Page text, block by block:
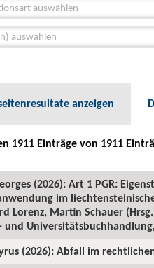
auswählen
auswählen
anzeigen
1911 Einträge von 1911
(2026): Art 1 PGR:
im
Lorenz, Martin Schauer
und
(2026): Abfall im